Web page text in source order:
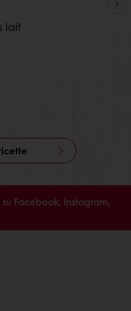
lait
Facebook, Instagram,